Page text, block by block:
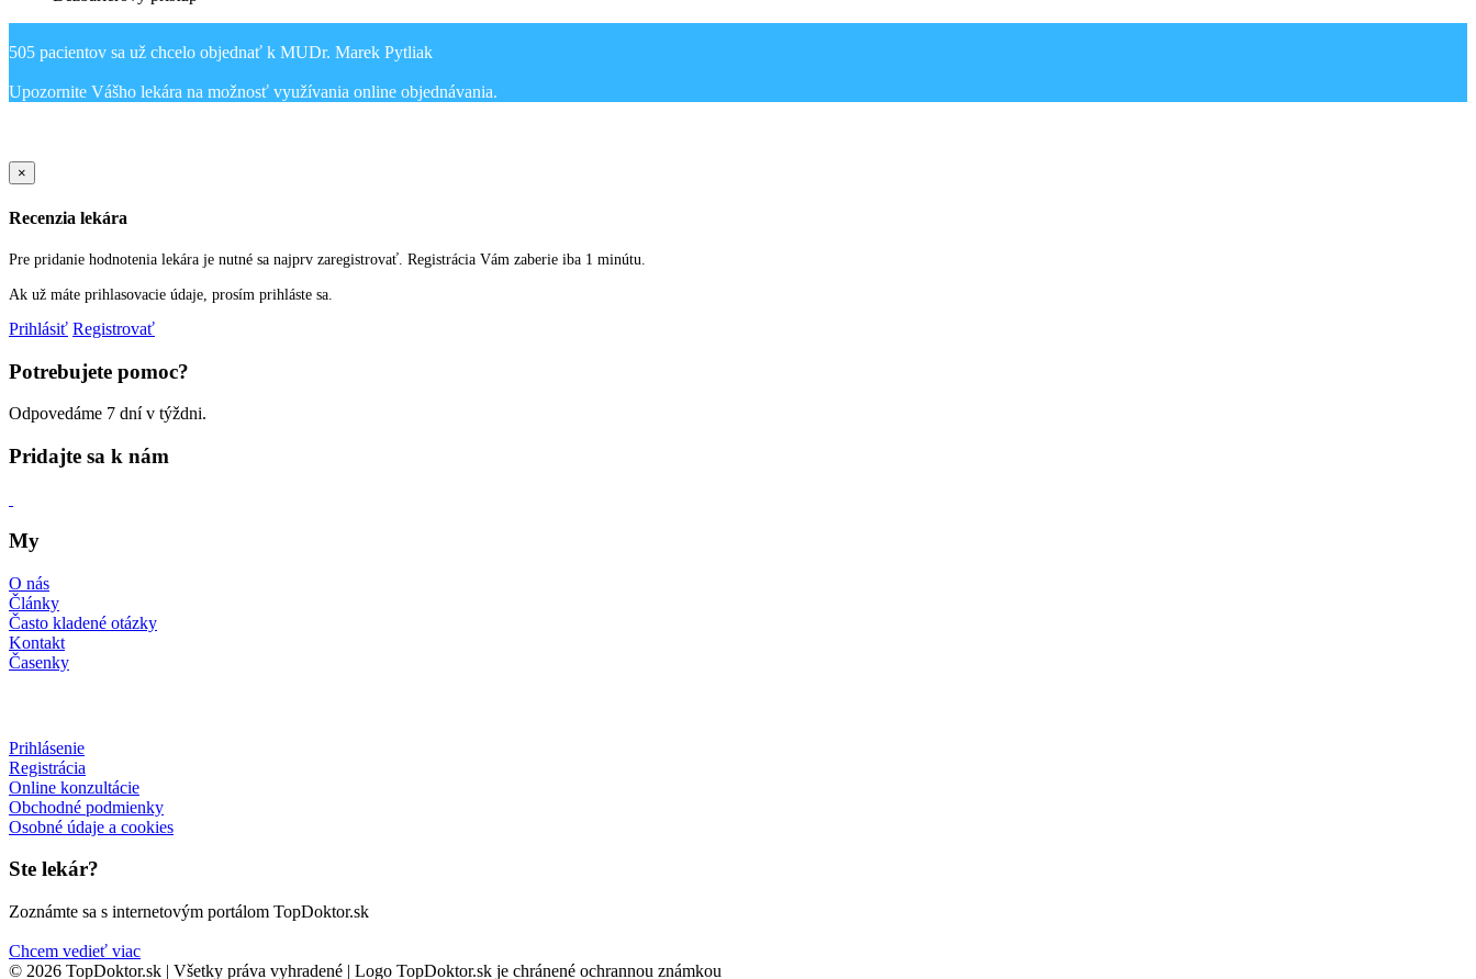
505 pacientov sa už chcelo objednať k MUDr. Marek Pytliak
×
Recenzia lekára
Pre pridanie hodnotenia lekára je nutné sa najprv zaregistrovať. Registrácia Vám zaberie iba 1 minútu.
Ak už máte prihlasovacie údaje, prosím prihláste sa.
Prihlásiť Registrovať
Potrebujete pomoc?
Odpovedáme 7 dní v týždni.
Pridajte sa k nám
My
O nás
Články
Často kladené otázky
Kontakt
Časenky
Prihlásenie
Registrácia
Online konzultácie
Obchodné podmienky
Osobné údaje a cookies
Ste lekár?
Zoznámte sa s internetovým portálom TopDoktor.sk
Chcem vedieť viac
© 2026 TopDoktor.sk | Všetky práva vyhradené | Logo TopDoktor.sk je chránené ochrannou známkou